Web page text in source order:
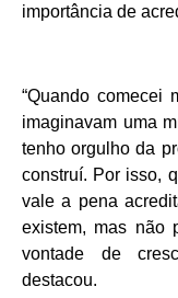
importância de
“Quando comecei
imaginavam uma
tenho orgulho da
construí. Por isso,
vale a pena
existem, mas não
vontade de
destacou.